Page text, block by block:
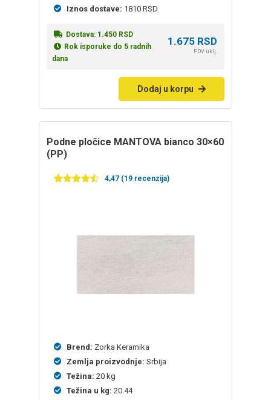
Iznos dostave: 1810 RSD
Dostava: 1.450 RSD
Rok isporuke do 5 radnih
dana
1.675 RSD
PDV uklj.
Dodaj u korpu
Podne pločice MANTOVA bianco 30×60
(PP)
4,47 (19 recenzija)
Brend: Zorka Keramika
Zemlja proizvodnje: Srbija
Težina: 20 kg
Težina u kg: 20.44